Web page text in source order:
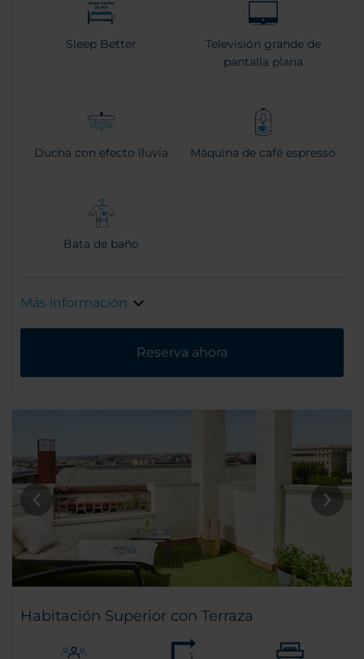
Sleep Better
Televisión grande de
pantalla plana
Ducha con efecto lluvia Máquina de café espresso
Bata de baño
Más información
Reserva ahora
Habitación Superior con Terraza